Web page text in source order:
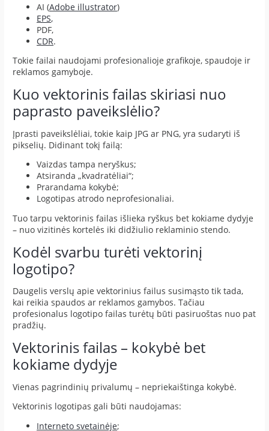
AI (Adobe illustrator)
EPS,
PDF,
CDR.
Tokie failai naudojami profesionalioje grafikoje, spaudoje ir
reklamos gamyboje.
Kuo vektorinis failas skiriasi nuo
paprasto paveikslėlio?
Įprasti paveikslėliai, tokie kaip JPG ar PNG, yra sudaryti iš
pikselių. Didinant tokį failą:
Vaizdas tampa neryškus;
Atsiranda „kvadratėliai“;
Prarandama kokybė;
Logotipas atrodo neprofesionaliai.
Tuo tarpu vektorinis failas išlieka ryškus bet kokiame dydyje
– nuo vizitinės kortelės iki didžiulio reklaminio stendo.
Kodėl svarbu turėti vektorinį
logotipo?
Daugelis verslų apie vektorinius failus susimąsto tik tada,
kai reikia spaudos ar reklamos gamybos. Tačiau
profesionalus logotipo failas turėtų būti pasiruoštas nuo pat
pradžių.
Vektorinis failas – kokybė bet
kokiame dydyje
Vienas pagrindinių privalumų – nepriekaištinga kokybė.
Vektorinis logotipas gali būti naudojamas:
Interneto svetainėje;